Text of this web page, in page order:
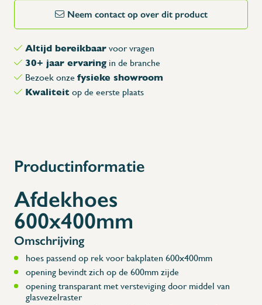
Neem contact op over dit product
Altijd bereikbaar voor vragen
30+ jaar ervaring in de branche
Bezoek onze fysieke showroom
Kwaliteit op de eerste plaats
Productinformatie
Afdekhoes
600x400mm
Omschrijving
hoes passend op rek voor bakplaten 600x400mm
opening bevindt zich op de 600mm zijde
opening transparant met versteviging door middel van
glasvezelraster